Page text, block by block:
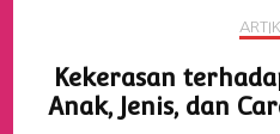
Kekerasan
Anak, Jenis, dan